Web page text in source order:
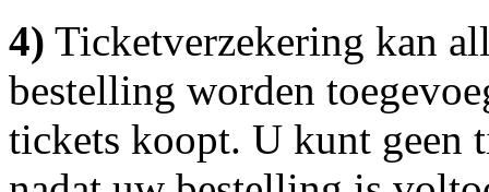
4) Ticketverzekering kan
bestelling worden
tickets koopt. U kunt geen